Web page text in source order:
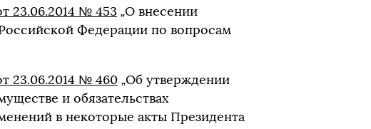
23.06.2014 № 453 „О внесении
Федерации по вопросам
23.06.2014 № 460 „Об утверждении
и обязательствах
в некоторые акты Президента